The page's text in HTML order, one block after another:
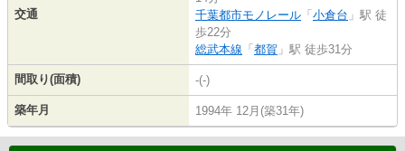
交通
千葉都市モノレール 「 小倉台 」駅 徒
歩22分
総武本線 「 都賀 」駅 徒歩31分
間取り(面積) -(-)
築年月 1994年 12月(築31年)